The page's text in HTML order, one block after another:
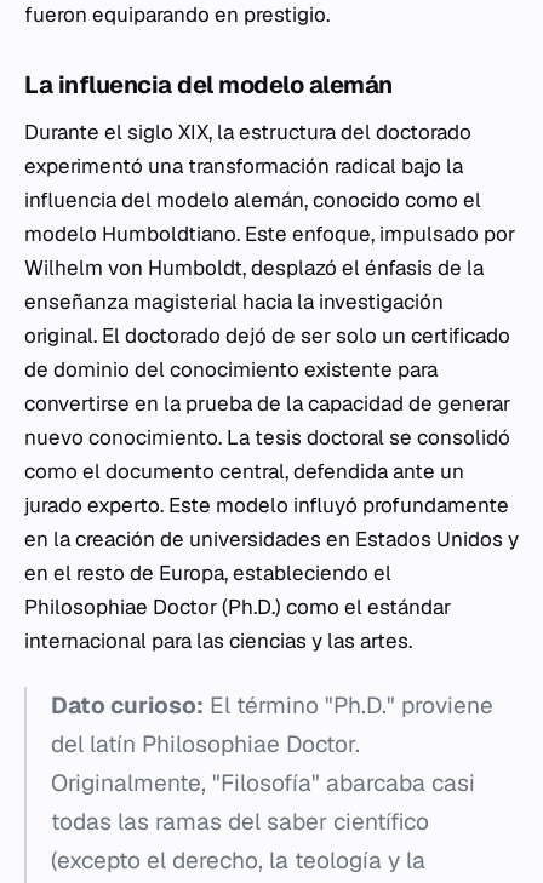
fueron equiparando en prestigio.
La influencia del modelo alemán
Durante el siglo XIX, la estructura del doctorado
experimentó una transformación radical bajo la
influencia del modelo alemán, conocido como el
modelo Humboldtiano. Este enfoque, impulsado por
Wilhelm von Humboldt, desplazó el énfasis de la
enseñanza magisterial hacia la investigación
original. El doctorado dejó de ser solo un certificado
de dominio del conocimiento existente para
convertirse en la prueba de la capacidad de generar
nuevo conocimiento. La tesis doctoral se consolidó
como el documento central, defendida ante un
jurado experto. Este modelo influyó profundamente
en la creación de universidades en Estados Unidos y
en el resto de Europa, estableciendo el
Philosophiae Doctor(Ph.D.) como el estándar
internacional para las ciencias y las artes.
Dato curioso: El término "Ph.D." proviene
del latín Philosophiae Doctor.
Originalmente, "Filosofía" abarcaba casi
todas las ramas del saber científico
(excepto el derecho, la teología y la